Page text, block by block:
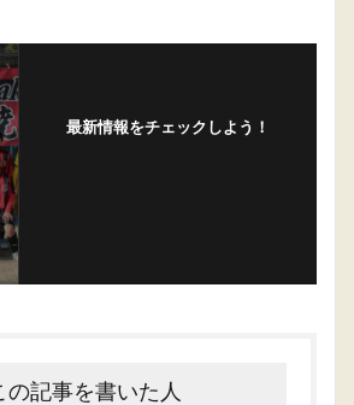
最新情報をチェックしよう！
の記事を書いた人